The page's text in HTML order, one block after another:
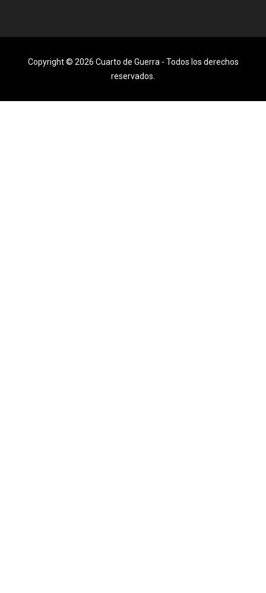
Copyright © 2026 Cuarto de Guerra - Todos los derechos
reservados.